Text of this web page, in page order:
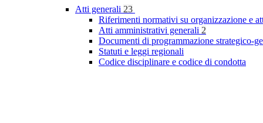
Atti generali 23
Riferimenti normativi su organizzazione e
Atti amministrativi generali 2
Documenti di programmazione strategico-
Statuti e leggi regionali
Codice disciplinare e codice di condotta